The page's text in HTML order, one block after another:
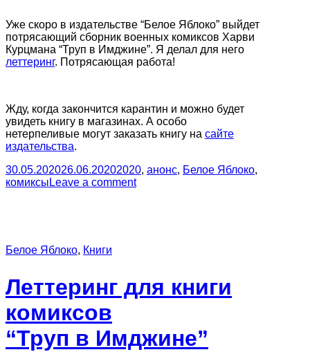
Уже скоро в издательстве “Белое Яблоко” выйдет
потрясающий сборник военных комиксов Харви
Курцмана “Труп в Имджине”. Я делал для него
леттеринг. Потрясающая работа!
Жду, когда закончится карантин и можно будет
увидеть книгу в магазинах. А особо
нетерпеливые могут заказать книгу на сайте
издательства.
30.05.202026.06.20202020, анонс, Белое Яблоко,
комиксы Leave a comment
Белое Яблоко, Книги
Леттеринг для книги
комиксов
“Труп в Имджине”